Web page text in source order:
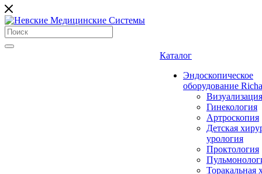
Каталог
Эндоскопическое
оборудование
Визуализация
Гинекология
Артроскопия
Детская
урология
Проктология
Торакальная